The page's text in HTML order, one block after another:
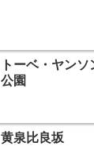
トーベ・ヤン
公園
黄泉比良坂